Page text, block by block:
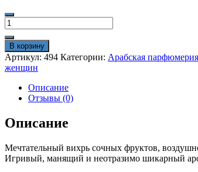
Количество
товара
Le
Chameau
Creme
Couture
Cotton
Candy
ml
оригинал
В корзину
Артикул: 494 Категории: Арабская
женщин
Описание
Отзывы (0)
Описание
Мечтательный вихрь сочных фруктов,
Игривый, манящий и неотразимо шикарный